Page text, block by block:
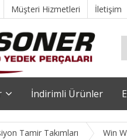
Müşteri Hizmetleri İletişim
İndirimli Ürünler
Tamir Takımları Win